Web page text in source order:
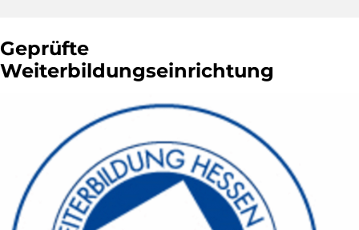
Geprüfte
Weiterbildungseinrichtung